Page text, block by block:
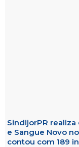
SindijorPR
e Sangue Novo
contou com 189